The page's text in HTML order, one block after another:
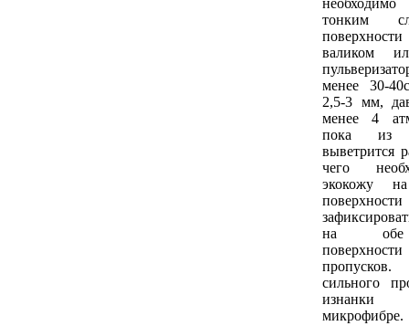
тонким
валиком
менее 30-
2,5-3 мм,
менее 4
пока из
выветрится
чего
экокожу
на обе
сильного